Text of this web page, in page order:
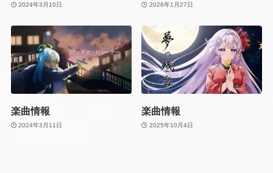
2024年3月10日 2026年1月27日
楽曲情報
2024年3月11日
楽曲情報
2025年10月4日